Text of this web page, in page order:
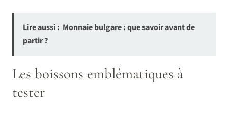
Lire aussi : Monnaie bulgare : que savoir avant de
partir ?
Les boissons emblématiques à
tester